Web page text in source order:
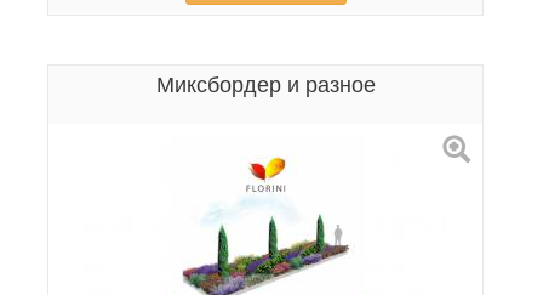
Миксбордер и разное